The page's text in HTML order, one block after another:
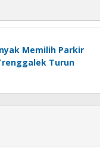
Memilih Parkir
Turun